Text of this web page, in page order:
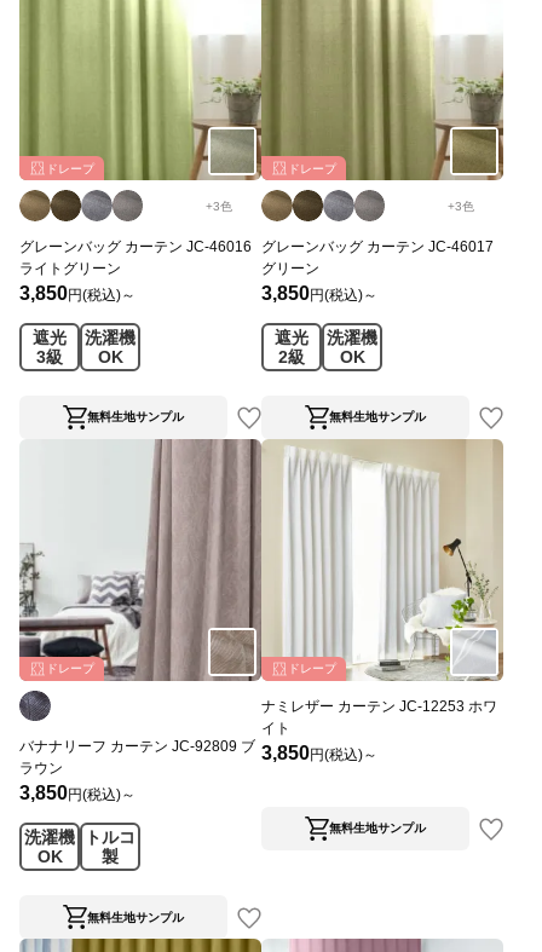
ドレープ
+3色
グレーンバッグ カーテン JC-46016
ライトグリーン
3,850円(税込)～
遮光
3級
洗濯機
OK
無料生地サンプル
ドレープ
+3色
グレーンバッグ カーテン JC-46017
グリーン
3,850円(税込)～
遮光
2級
洗濯機
OK
無料生地サンプル
ドレープ
バナナリーフ カーテン JC-92809 ブ
ラウン
3,850円(税込)～
洗濯機
OK
トルコ
製
無料生地サンプル
ドレープ
ナミレザー カーテン JC-12253 ホワ
イト
3,850円(税込)～
無料生地サンプル